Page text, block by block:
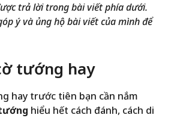
trả lời trong bài viết phía dưới.
ý và ủng hộ bài viết của mình để
tướng hay
hay trước tiên bạn cần nắm
hiểu hết cách đánh, cách di